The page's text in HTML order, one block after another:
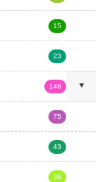
15
23
146
75
43
36